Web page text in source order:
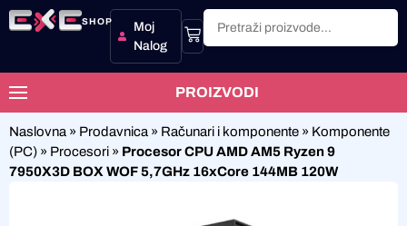
SHOP
Moj
Nalog
PROIZVODI
Naslovna » Prodavnica » Računari i komponente » Komponente
(PC) » Procesori » Procesor CPU AMD AM5 Ryzen 9
7950X3D BOX WOF 5,7GHz 16xCore 144MB 120W